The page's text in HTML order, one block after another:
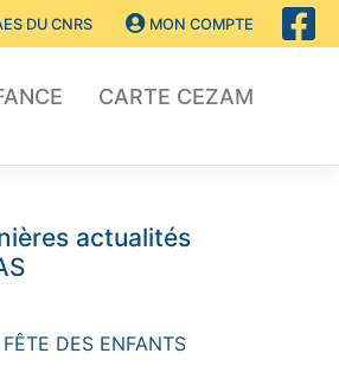
DU CNRS MON COMPTE
CARTE CEZAM
actualités
DES ENFANTS